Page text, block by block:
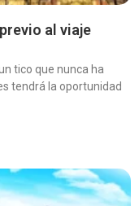
al viaje
tico que nunca ha
tendrá la oportunidad